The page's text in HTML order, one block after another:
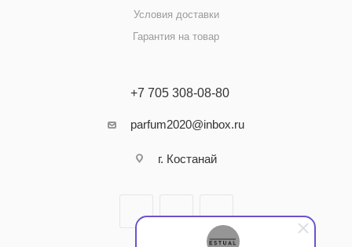
Условия доставки
Гарантия на товар
+7 705 308-08-80
parfum2020@inbox.ru
г. Костанай